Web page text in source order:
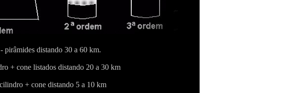
pirâmides distando 30 a 60 km.
+ cone listados distando 20 a 30 km
+ cone distando 5 a 10 km